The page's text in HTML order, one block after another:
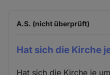
A.S. (nicht überprüft)
Hat sich die Kirche
Hat sich die Kirche je